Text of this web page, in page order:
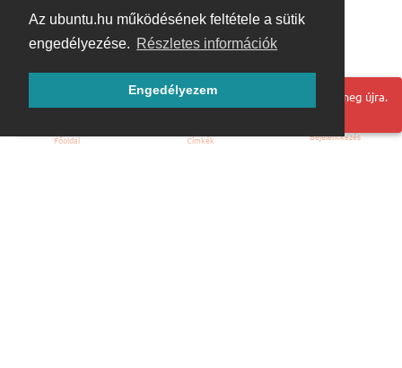
Az ubuntu.hu működésének feltétele a sütik
engedélyezése. Részletes információk
Engedélyezem
Hoppá! Valami hiba történt. Frissítse az oldalt és próbálja meg újra.
Főoldal Címkék Bejelentkezés